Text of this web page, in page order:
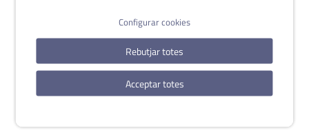
Configurar cookies
Rebutjar totes
Acceptar totes